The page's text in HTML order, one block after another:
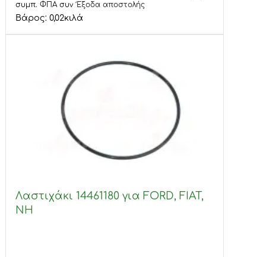
συμπ. ΦΠΑσυνΈξοδα αποστολής
Βάρος: 0,02κιλά
Λαστιχάκι 14461180 για FORD, FIAT,
NH